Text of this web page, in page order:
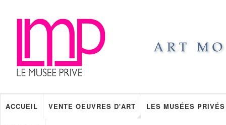
ACCUEIL VENTE OEUVRES D'ART LES MUSÉES PRIVÉS